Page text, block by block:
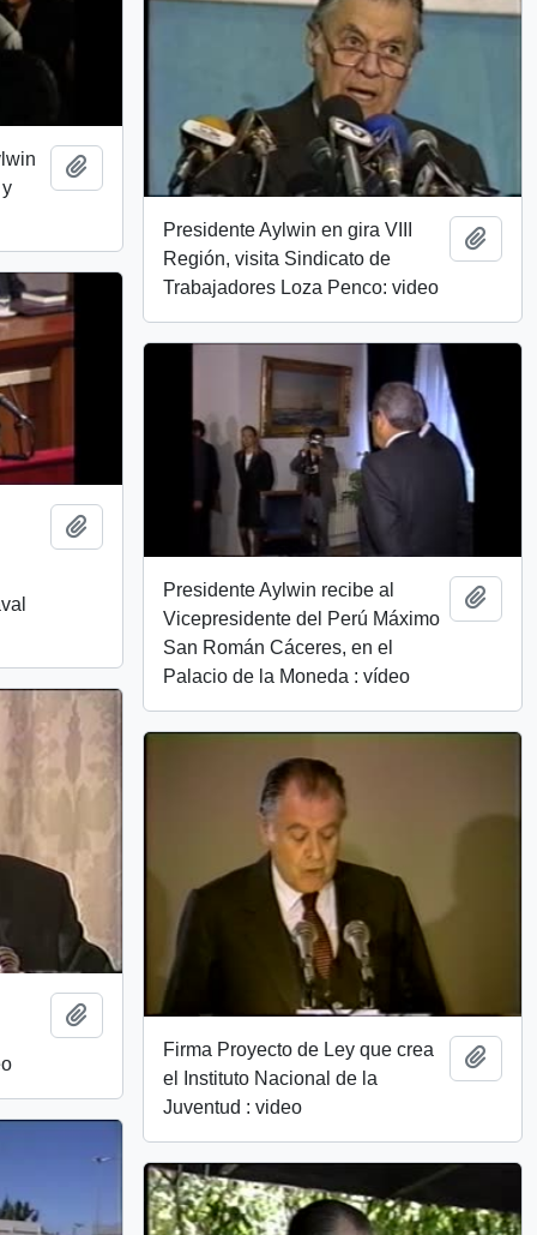
Add to clipboard
Presidente Aylwin en gira VIII
Región, visita Sindicato de
Trabajadores Loza Penco: video
Add
Add to clipboard
Presidente Aylwin recibe al
Vicepresidente del Perú Máximo
San Román Cáceres​, en el
Palacio de la Moneda : vídeo
Add
Add to clipboard
Firma Proyecto de Ley que crea
el Instituto Nacional de la
Juventud : video
Add